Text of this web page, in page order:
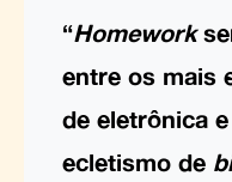
“Homework
entre os mais
de eletrônica
ecletismo de